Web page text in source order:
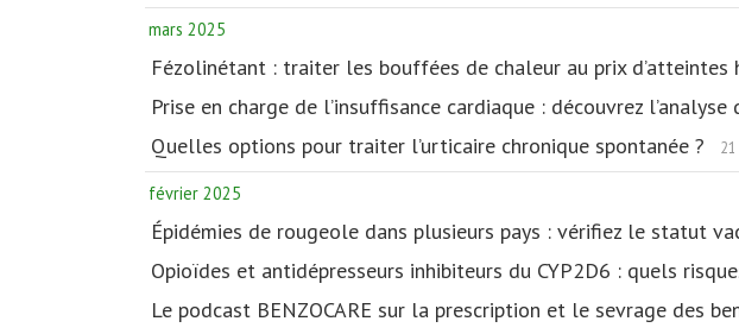
mars 2025
Fézolinétant : traiter les bouffées de chaleur au prix d’atteintes
Prise en charge de l’insuffisance cardiaque : découvrez
Quelles options pour traiter l’urticaire chronique spontanée ?
février 2025
Épidémies de rougeole dans plusieurs pays : vérifiez le statut
Opioïdes et antidépresseurs inhibiteurs du CYP2D6 : quels
Le podcast BENZOCARE sur la prescription et le sevrage des